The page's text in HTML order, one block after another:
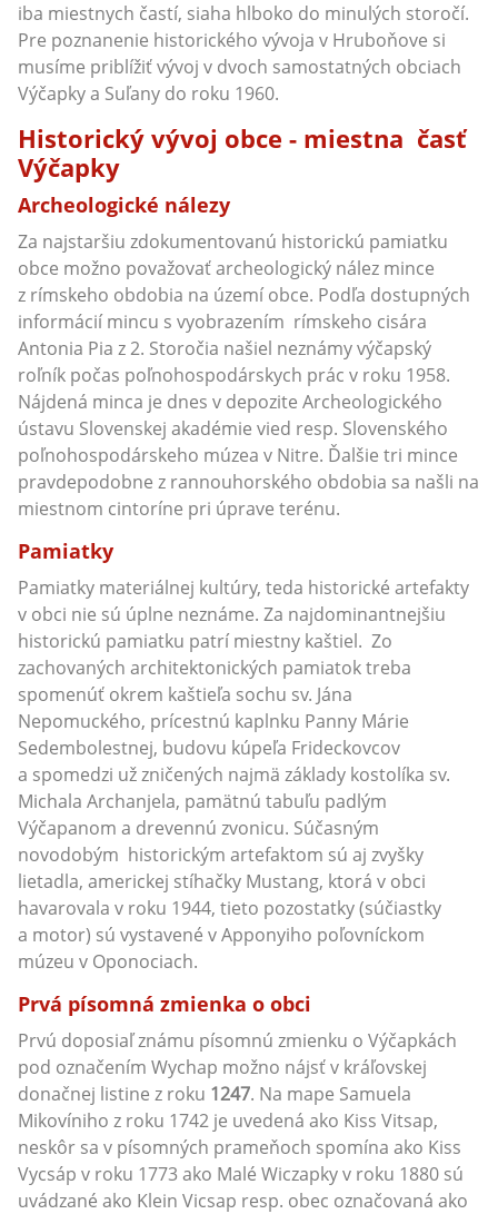
iba miestnych častí, siaha hlboko do minulých storočí.
Pre poznanenie historického vývoja v Hruboňove si
musíme priblížiť vývoj v dvoch samostatných obciach
Výčapky a Suľany do roku 1960.
Historický vývoj obce - miestna časť
Výčapky
Archeologické nálezy
Za najstaršiu zdokumentovanú historickú pamiatku
obce možno považovať archeologický nález mince
z rímskeho obdobia na území obce. Podľa dostupných
informácií mincu s vyobrazením rímskeho cisára
Antonia Pia z 2. Storočia našiel neznámy výčapský
roľník počas poľnohospodárskych prác v roku 1958.
Nájdená minca je dnes v depozite Archeologického
ústavu Slovenskej akadémie vied resp. Slovenského
poľnohospodárskeho múzea v Nitre. Ďalšie tri mince
pravdepodobne z rannouhorského obdobia sa našli na
miestnom cintoríne pri úprave terénu.
Pamiatky
Pamiatky materiálnej kultúry, teda historické artefakty
v obci nie sú úplne neznáme. Za najdominantnejšiu
historickú pamiatku patrí miestny kaštiel. Zo
zachovaných architektonických pamiatok treba
spomenúť okrem kaštieľa sochu sv. Jána
Nepomuckého, prícestnú kaplnku Panny Márie
Sedembolestnej, budovu kúpeľa Frideckovcov
a spomedzi už zničených najmä základy kostolíka sv.
Michala Archanjela, pamätnú tabuľu padlým
Výčapanom a drevennú zvonicu. Súčasným
novodobým historickým artefaktom sú aj zvyšky
lietadla, americkej stíhačky Mustang, ktorá v obci
havarovala v roku 1944, tieto pozostatky (súčiastky
a motor) sú vystavené v Apponyiho poľovníckom
múzeu v Oponociach.
Prvá písomná zmienka o obci
Prvú doposiaľ známu písomnú zmienku o Výčapkách
pod označením Wychap možno nájsť v kráľovskej
donačnej listine z roku 1247. Na mape Samuela
Mikovíniho z roku 1742 je uvedená ako Kiss Vitsap,
neskôr sa v písomných prameňoch spomína ako Kiss
Vycsáp v roku 1773 ako Malé Wiczapky v roku 1880 sú
uvádzané ako Klein Vicsap resp. obec označovaná ako